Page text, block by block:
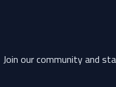
Join our community and